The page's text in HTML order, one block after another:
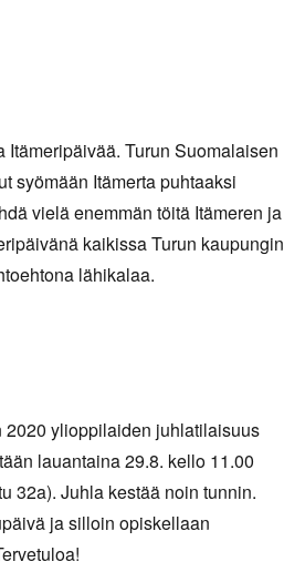
Turun Suomalaisen
syömään Itämerta puhtaaksi
vielä enemmän töitä Itämeren ja
kaikissa Turun kaupungin
lähikalaa.
2020 ylioppilaiden juhlatilaisuus
lauantaina 29.8. kello 11.00
32a). Juhla kestää noin tunnin.
ja silloin opiskellaan